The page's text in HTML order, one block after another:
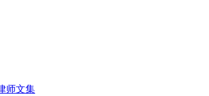
师文集